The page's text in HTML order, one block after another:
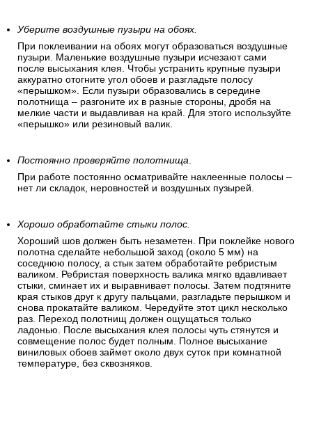
Уберите воздушные пузыри на обоях.
При поклеивании на обоях могут образоваться воздушные
пузыри. Маленькие воздушные пузыри исчезают сами
после высыхания клея. Чтобы устранить крупные пузыри
аккуратно отогните угол обоев и разгладьте полосу
«перышком». Если пузыри образовались в середине
полотнища – разгоните их в разные стороны, дробя на
мелкие части и выдавливая на край. Для этого используйте
«перышко» или резиновый валик.
Постоянно проверяйте полотнища.
При работе постоянно осматривайте наклеенные полосы –
нет ли складок, неровностей и воздушных пузырей.
Хорошо обработайте стыки полос.
Хороший шов должен быть незаметен. При поклейке нового
полотна сделайте небольшой заход (около 5 мм) на
соседнюю полосу, а стык затем обработайте ребристым
валиком. Ребристая поверхность валика мягко вдавливает
стыки, сминает их и выравнивает полосы. Затем подтяните
края стыков друг к другу пальцами, разгладьте перышком и
снова прокатайте валиком. Чередуйте этот цикл несколько
раз. Переход полотнищ должен ощущаться только
ладонью. После высыхания клея полосы чуть стянутся и
совмещение полос будет полным. Полное высыхание
виниловых обоев займет около двух суток при комнатной
температуре, без сквозняков.